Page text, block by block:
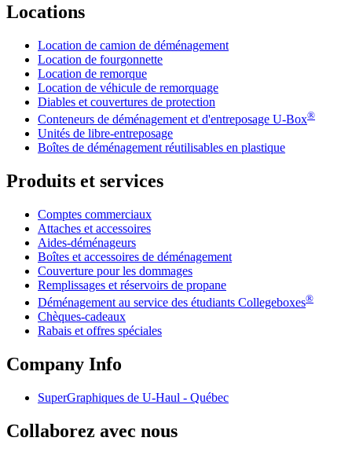
Locations
Location de camion de déménagement
Location de fourgonnette
Location de remorque
Location de véhicule de remorquage
Diables et couvertures de protection
Conteneurs de déménagement et d'entreposage U-Box®
Unités de libre-entreposage
Boîtes de déménagement réutilisables en plastique
Produits et services
Comptes commerciaux
Attaches et accessoires
Aides-déménageurs
Boîtes et accessoires de déménagement
Couverture pour les dommages
Remplissages et réservoirs de propane
Déménagement au service des étudiants Collegeboxes®
Chèques-cadeaux
Rabais et offres spéciales
Company Info
SuperGraphiques de U-Haul - Québec
Collaborez avec nous